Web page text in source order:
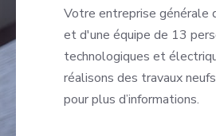
Votre entreprise générale
et d'une équipe de 13
technologiques et
réalisons des travaux
pour plus d’informations.